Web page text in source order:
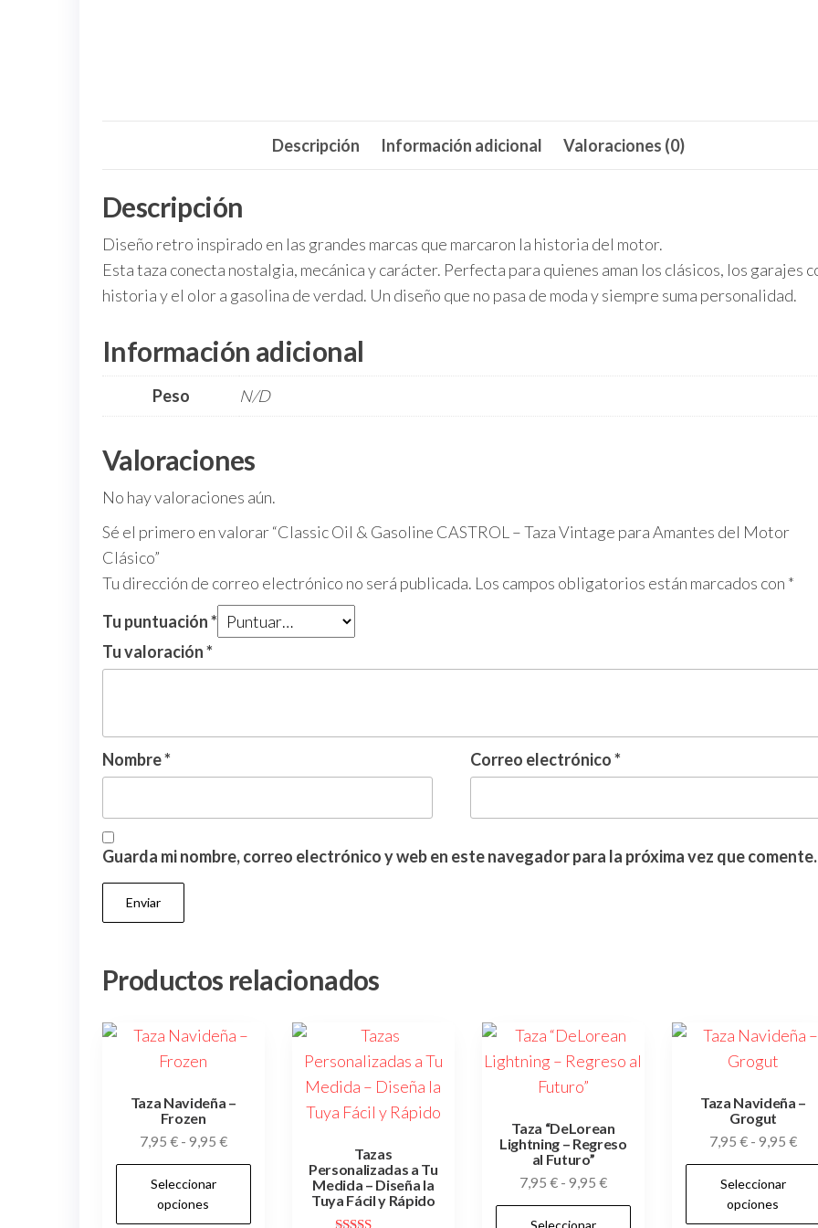
Descripción Información adicional Valoraciones (0)
Descripción
Diseño retro inspirado en las grandes marcas que marcaron la historia del motor.
Esta taza conecta nostalgia, mecánica y carácter. Perfecta para quienes aman los clásicos, los garajes
historia y el olor a gasolina de verdad. Un diseño que no pasa de moda y siempre suma personalidad.
Información adicional
Peso N/D
Valoraciones
No hay valoraciones aún.
Sé el primero en valorar “Classic Oil & Gasoline CASTROL – Taza Vintage para Amantes del Motor
Clásico”
Tu dirección de correo electrónico no será publicada. Los campos obligatorios están marcados con *
Tu puntuación*
Tu valoración*
Nombre* Correo electrónico*
Guarda mi nombre, correo electrónico y web en este navegador para la próxima vez que comente.
Productos relacionados
Taza Navideña –
Frozen
7,95 € - 9,95 €Rango
de
Seleccionar
opciones
producto
Tazas
Personalizadas a Tu
Medida – Diseña la
Tuya Fácil y Rápido
Taza “DeLorean
Lightning – Regreso
al Futuro”
7,95 € - 9,95 €Rango
de
Seleccionar
Taza Navideña –
Grogut
7,95 € - 9,95 €
de
Seleccionar
opciones